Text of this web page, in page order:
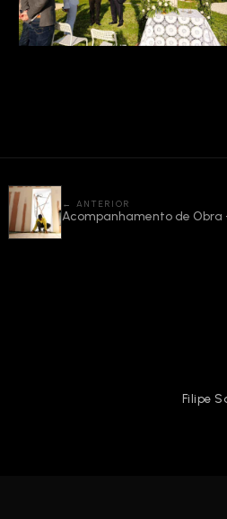
← ANTERIOR
Acompanhamento de
Filipe